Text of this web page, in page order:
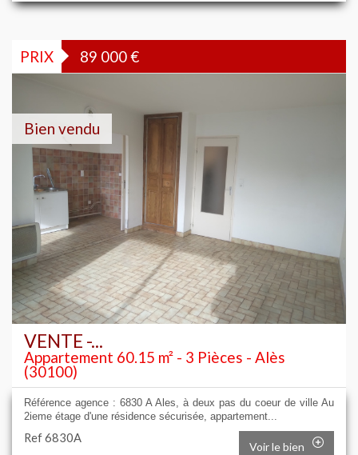
PRIX 89 000€
Bien vendu
VENTE -...
Appartement 60.15 m² - 3 Pièces - Alès
(30100)
Référence agence : 6830 A Ales, à deux pas du coeur de ville Au
2ieme étage d'une résidence sécurisée, appartement...
Ref 6830A
Voir le bien